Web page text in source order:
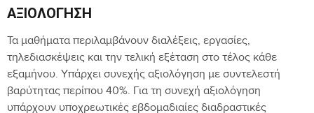
ΑΞΙΟΛΌΓΗΣΗ
Τα μαθήματα περιλαμβάνουν διαλέξεις, εργασίες,
τηλεδιασκέψεις και την τελική εξέταση στο τέλος κάθε
εξαμήνου. Υπάρχει συνεχής αξιολόγηση με συντελεστή
βαρύτητας περίπου 40%. Για τη συνεχή αξιολόγηση
υπάρχουν υποχρεωτικές εβδομαδιαίες διαδραστικές